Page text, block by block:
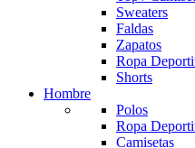
Sweaters
Faldas
Zapatos
Ropa
Shorts
Hombre
Polos
Ropa
Camisetas